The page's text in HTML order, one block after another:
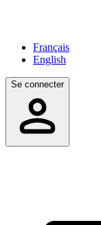
Français
English
Se connecter